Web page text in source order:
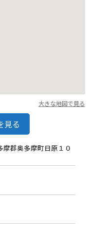
大きな地図で見る
見る
郡奥多摩町日原１０